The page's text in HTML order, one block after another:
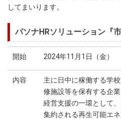
してまいります。
パソナHRソリューション『
開始 2024年11月1日（金）
内容
主に日中に稼働する学
修施設等を保有する企
経営支援の一環として
集約される再生可能エ